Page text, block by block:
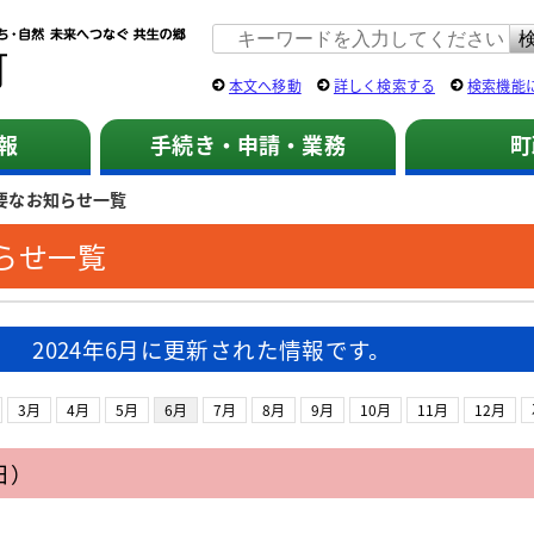
佐用町 公式ホームページ
本文へ移動 詳しく検索する 検索機能
手続き・申請・業務
なお知らせ一覧
せ一覧
2024年6月に更新された情報です。
3月 4月 5月 6月 7月 8月 9月 10月 11月 12月